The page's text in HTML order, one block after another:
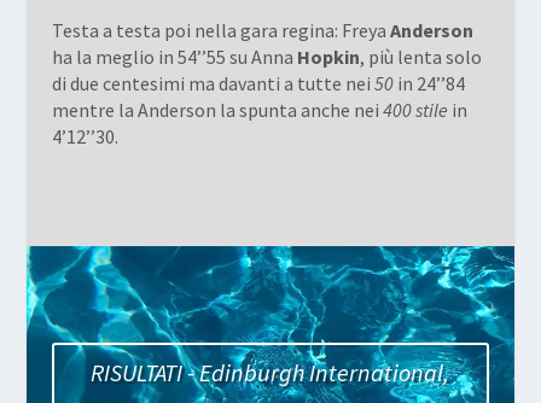
Testa a testa poi nella gara regina: Freya Anderson
ha la meglio in 54’’55 su Anna Hopkin, più lenta solo
di due centesimi ma davanti a tutte nei 50in 24’’84
mentre la Anderson la spunta anche nei 400 stile in
4’12’’30.
RISULTATI - Edinburgh International,